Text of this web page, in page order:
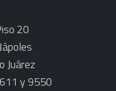
20
Juárez
y 9550